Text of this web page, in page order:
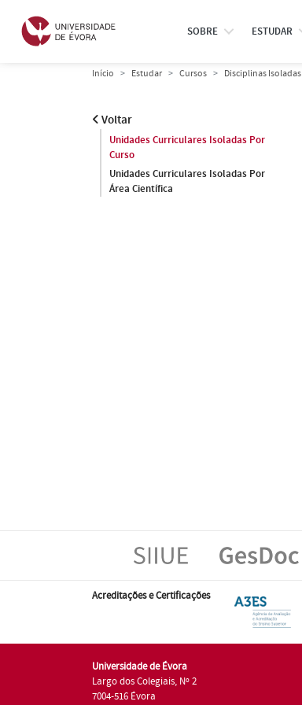
SOBRE ESTUDAR
Início Estudar Cursos Disciplinas Isoladas
Voltar
Unidades Curriculares Isoladas Por
Curso
Unidades Curriculares Isoladas Por
Área Científica
Acreditações e Certificações
Universidade de Évora
Largo dos Colegiais, Nº 2
7004-516 Évora